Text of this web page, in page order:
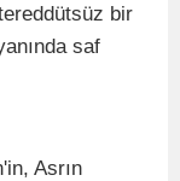
bir
saf
Asrın